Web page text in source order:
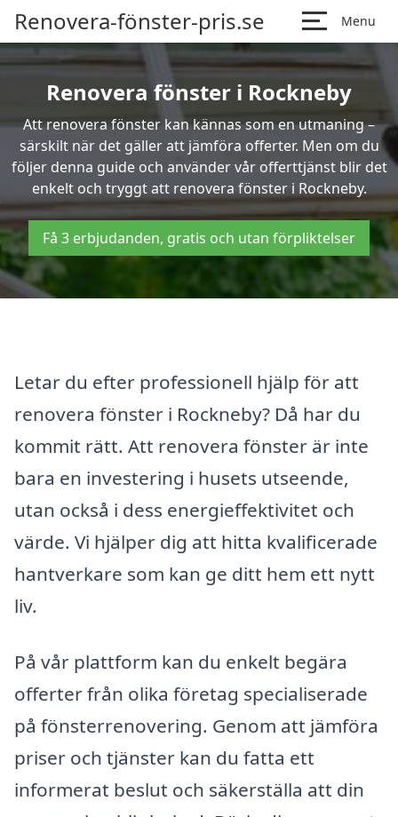
Renovera-fönster-pris.se Menu
Renovera fönster i Rockneby
Att renovera fönster kan kännas som en utmaning –
särskilt när det gäller att jämföra offerter. Men om du
följer denna guide och använder vår offerttjänst blir det
enkelt och tryggt att renovera fönster i Rockneby.
Få 3 erbjudanden, gratis och utan förpliktelser
Letar du efter professionell hjälp för att
renovera fönster i Rockneby? Då har du
kommit rätt. Att renovera fönster är inte
bara en investering i husets utseende,
utan också i dess energieffektivitet och
värde. Vi hjälper dig att hitta kvalificerade
hantverkare som kan ge ditt hem ett nytt
liv.
På vår plattform kan du enkelt begära
offerter från olika företag specialiserade
på fönsterrenovering. Genom att jämföra
priser och tjänster kan du fatta ett
informerat beslut och säkerställa att din